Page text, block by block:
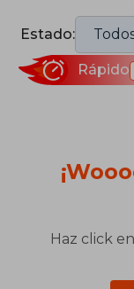
Estado:
Rápido
Haz click